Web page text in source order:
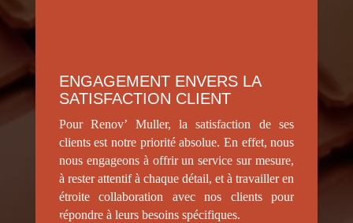
ENGAGEMENT ENVERS LA
SATISFACTION CLIENT
Pour Renov’ Muller, la satisfaction de ses
clients est notre priorité absolue. En effet, nous
nous engageons à offrir un service sur mesure,
à rester attentif à chaque détail, et à travailler en
étroite collaboration avec nos clients pour
répondre à leurs besoins spécifiques.